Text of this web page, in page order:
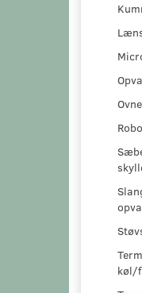
Ovne
køl/